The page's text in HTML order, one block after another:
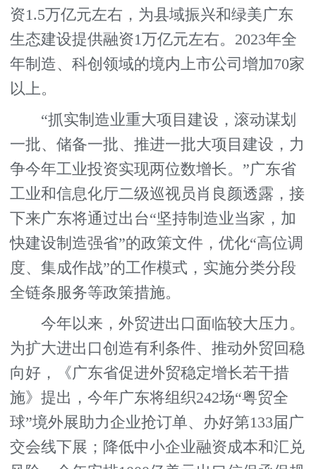
资1.5万亿元左右，为县域振兴和绿美广东
生态建设提供融资1万亿元左右。2023年全
年制造、科创领域的境内上市公司增加70家
以上。
“抓实制造业重大项目建设，滚动谋划
一批、储备一批、推进一批大项目建设，力
争今年工业投资实现两位数增长。”广东省
工业和信息化厅二级巡视员肖良颜透露，接
下来广东将通过出台“坚持制造业当家，加
快建设制造强省”的政策文件，优化“高位调
度、集成作战”的工作模式，实施分类分段
全链条服务等政策措施。
今年以来，外贸进出口面临较大压力。
为扩大进出口创造有利条件、推动外贸回稳
向好，《广东省促进外贸稳定增长若干措
施》提出，今年广东将组织242场“粤贸全
球”境外展助力企业抢订单、办好第133届广
交会线下展；降低中小企业融资成本和汇兑